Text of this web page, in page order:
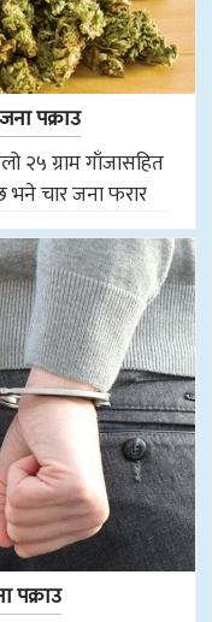
पक्राउ
२५ ग्राम गाँजासहित
भने चार जना फरार